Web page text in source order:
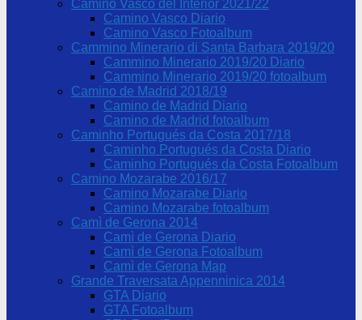
Camino Vasco del Interior 2021/22
Camino Vasco Diario
Camino Vasco Fotoalbum
Cammino Minerario di Santa Barbara 2019/20
Cammino Minerario 2019/20 Diario
Cammino Minerario 2019/20 fotoalbum
Camino de Madrid 2018/19
Camino de Madrid Diario
Camino de Madrid fotoalbum
Caminho Portugués da Costa 2017/18
Caminho Portugués da Costa Diario
Caminho Portugués da Costa Fotoalbum
Camino Mozarabe 2016/17
Camino Mozarabe Diario
Camino Mozarabe fotoalbum
Camì de Gerona 2014
Camì de Gerona Diario
Camì de Gerona Fotoalbum
Camì de Gerona Map
Grande Traversata Appenninica 2014
GTA Diario
GTA Fotoalbum